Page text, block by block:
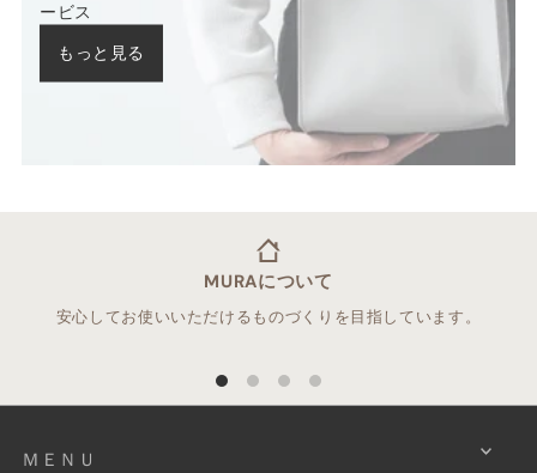
ービス
もっと見る
MURAについて
安心してお使いいただけるものづくりを目指しています。
ＭＥＮＵ